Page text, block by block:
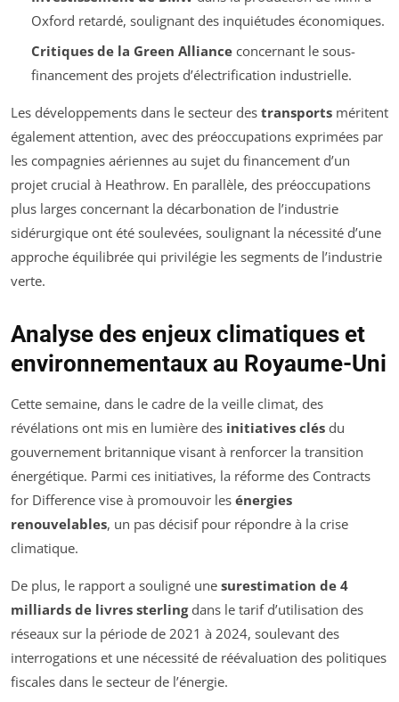
Oxford retardé, soulignant des inquiétudes économiques.
Critiques de la Green Allianceconcernant le sous-
financement des projets d’électrification industrielle.
Les développements dans le secteur des transports méritent
également attention, avec des préoccupations exprimées par
les compagnies aériennes au sujet du financement d’un
projet crucial à Heathrow. En parallèle, des préoccupations
plus larges concernant la décarbonation de l’industrie
sidérurgique ont été soulevées, soulignant la nécessité d’une
approche équilibrée qui privilégie les segments de l’industrie
verte.
Analyse des enjeux climatiques et
environnementaux au Royaume-Uni
Cette semaine, dans le cadre de la veille climat, des
révélations ont mis en lumière des initiatives clés du
gouvernement britannique visant à renforcer la transition
énergétique. Parmi ces initiatives, la réforme des Contracts
for Difference vise à promouvoir les énergies
renouvelables, un pas décisif pour répondre à la crise
climatique.
De plus, le rapport a souligné une surestimation de 4
milliards de livres sterlingdans le tarif d’utilisation des
réseaux sur la période de 2021 à 2024, soulevant des
interrogations et une nécessité de réévaluation des politiques
fiscales dans le secteur de l’énergie.